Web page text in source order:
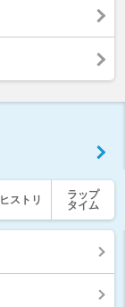
ヒストリ
ラップ
タイム